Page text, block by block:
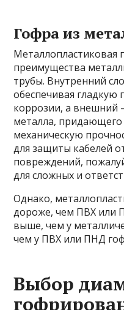
Гофра из
Металлопластиковая
преимущества
трубы. Внутренний
обеспечивая гладкую
коррозии, а внешний
металла, придающего
механическую
для защиты кабелей
повреждений,
для сложных и
Однако,
дороже, чем ПВХ или
выше, чем у
чем у ПВХ или ПНД
Выбор